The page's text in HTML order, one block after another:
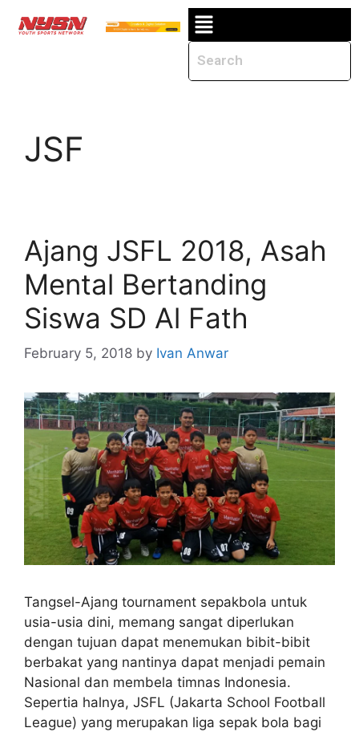
JSF
Ajang JSFL 2018, Asah
Mental Bertanding
Siswa SD Al Fath
February 5, 2018 by Ivan Anwar
Tangsel-Ajang tournament sepakbola untuk
usia-usia dini, memang sangat diperlukan
dengan tujuan dapat menemukan bibit-bibit
berbakat yang nantinya dapat menjadi pemain
Nasional dan membela timnas Indonesia.
Sepertia halnya, JSFL (Jakarta School Football
League) yang merupakan liga sepak bola bagi